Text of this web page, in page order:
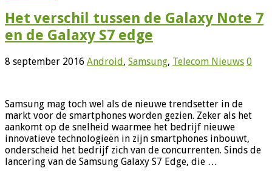
Het verschil tussen de Galaxy Note 7
en de Galaxy S7 edge
8 september 2016 Android , Samsung, Telecom Nieuws 0
Samsung mag toch wel als de nieuwe trendsetter in de
markt voor de smartphones worden gezien. Zeker als het
aankomt op de snelheid waarmee het bedrijf nieuwe
innovatieve technologieën in zijn smartphones inbouwt,
onderscheid het bedrijf zich van de concurrenten. Sinds de
lancering van de Samsung Galaxy S7 Edge, die …